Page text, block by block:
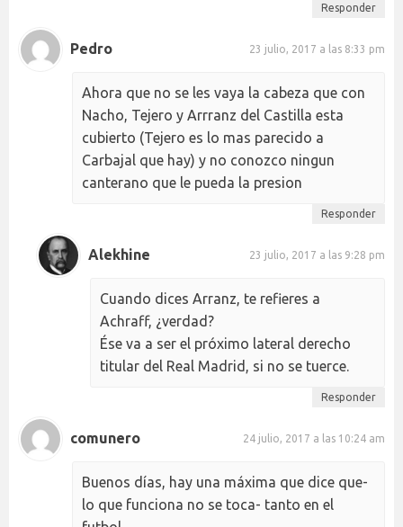
Responder
Pedro 23 julio, 2017 a las 8:33 pm
Ahora que no se les vaya la cabeza que con
Nacho, Tejero y Arrranz del Castilla esta
cubierto (Tejero es lo mas parecido a
Carbajal que hay) y no conozco ningun
canterano que le pueda la presion
Responder
Alekhine 23 julio, 2017 a las 9:28 pm
Cuando dices Arranz, te refieres a
Achraff, ¿verdad?
Ése va a ser el próximo lateral derecho
titular del Real Madrid, si no se tuerce.
Responder
comunero 24 julio, 2017 a las 10:24 am
Buenos días, hay una máxima que dice que-
lo que funciona no se toca- tanto en el